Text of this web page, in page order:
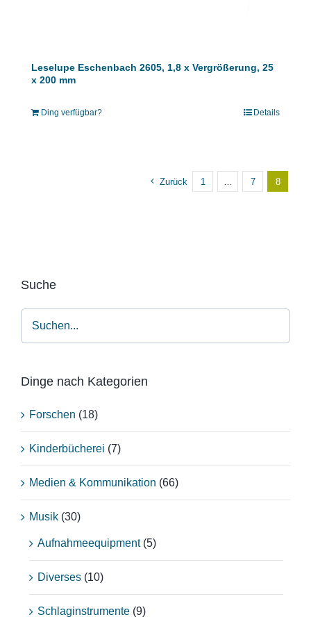
Leselupe Eschenbach 2605, 1,8 x Vergrößerung, 25
x 200 mm
Ding verfügbar? Details
Zurück 1 7 8
Suche
Dinge nach Kategorien
Forschen (18)
Kinderbücherei (7)
Medien & Kommunikation (66)
Musik (30)
Aufnahmeequipment (5)
Diverses (10)
Schlaginstrumente (9)